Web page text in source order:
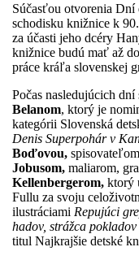
Súčasťou otvorenia Dní
schodisku knižnice k
za účasti jeho dcéry
knižnice budú mať až
práce kráľa slovenskej
Počas nasledujúcich dní
Belanom, ktorý je
kategórii Slovenská
Denis Superpohár v
Boďovou,
Jobusom, maliarom,
Kellenbergerom, ktorý
Fullu za svoju
ilustráciami Repujúci
hadov, strážca pokladov
titul Najkrajšie detské